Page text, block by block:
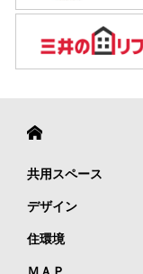
共用スペース
デザイン
住環境